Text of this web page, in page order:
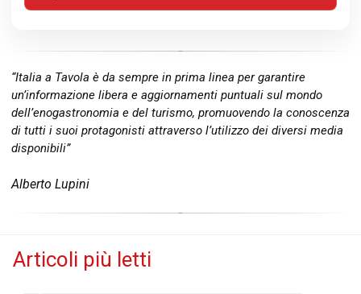
“Italia a Tavola è da sempre in prima linea per garantire
un’informazione libera e aggiornamenti puntuali sul mondo
dell’enogastronomia e del turismo, promuovendo la conoscenza
di tutti i suoi protagonisti attraverso l’utilizzo dei diversi media
disponibili”
Alberto Lupini
Articoli più letti